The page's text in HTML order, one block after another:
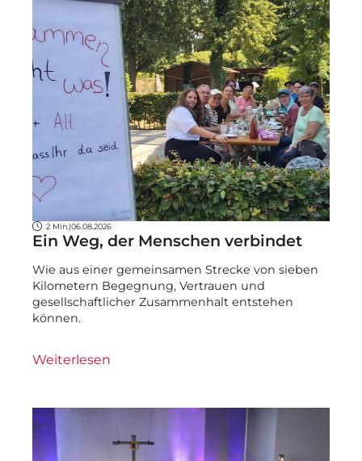
2 Min. |06.08.2026
Ein Weg, der Menschen verbindet
Wie aus einer gemeinsamen Strecke von sieben
Kilometern Begegnung, Vertrauen und
gesellschaftlicher Zusammenhalt entstehen
können.
Weiterlesen